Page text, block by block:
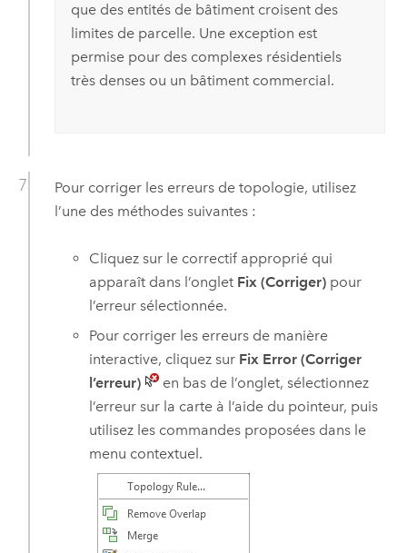
que des entités de bâtiment croisent des
limites de parcelle. Une exception est
permise pour des complexes résidentiels
très denses ou un bâtiment commercial.
Pour corriger les erreurs de topologie, utilisez
l’une des méthodes suivantes :
Cliquez sur le correctif approprié qui
apparaît dans l’onglet Fix (Corriger) pour
l’erreur sélectionnée.
Pour corriger les erreurs de manière
interactive, cliquez sur Fix Error (Corriger
l’erreur)
en bas de l’onglet, sélectionnez
l’erreur sur la carte à l’aide du pointeur, puis
utilisez les commandes proposées dans le
menu contextuel.